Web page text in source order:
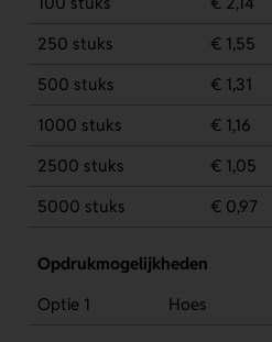
250 stuks
€ 1,55
500 stuks
€ 1,31
1000 stuks
€ 1,16
2500 stuks
€ 1,05
5000 stuks
€ 0,97
Opdrukmogelijkheden
Optie 1
Hoes